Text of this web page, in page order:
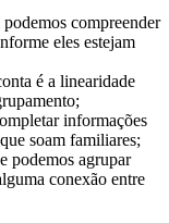
compreender
eles estejam
é a linearidade
informações
soam familiares;
podemos agrupar
conexão entre